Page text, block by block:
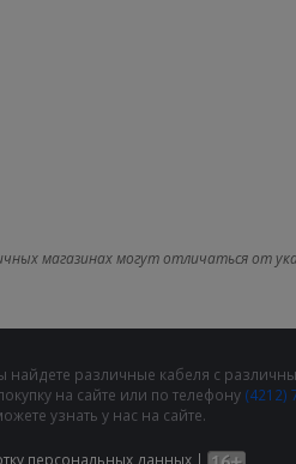
магазинах могут отличаться от
различные кабеля с
на сайте или по телефону (4212)
узнать у нас на сайте.